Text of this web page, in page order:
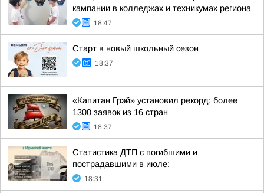
кампании в колледжах и техникумах региона
18:47
Старт в новый школьный сезон
18:37
«Капитан Грэй» установил рекорд: более
1300 заявок из 16 стран
18:37
Статистика ДТП с погибшими и
пострадавшими в июле:
18:31